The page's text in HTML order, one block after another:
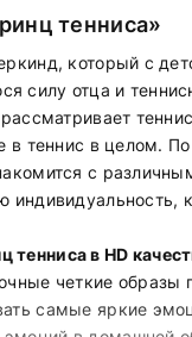
тенниса»
который с
силу отца и
в теннис в целом.
с
индивидуальность,
в HD
четкие
самые яркие